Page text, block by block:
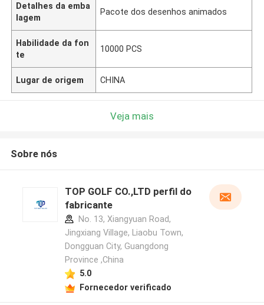
Detalhes da emba
lagem
Pacote dos desenhos animados
Habilidade da fon
te
10000 PCS
Lugar de origem CHINA
Veja mais
Sobre nós
TOP GOLF CO.,LTD perfil do
fabricante
No. 13, Xiangyuan Road,
Jingxiang Village, Liaobu Town,
Dongguan City, Guangdong
Province ,China
5.0
Fornecedor verificado